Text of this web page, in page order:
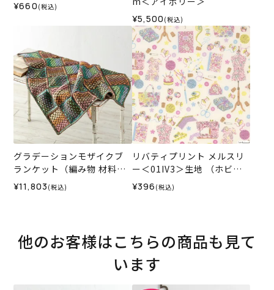
¥660 (税込)
¥5,500 (税込)
グラデーションモザイクブ
ランケット（編み物 材料セ
ット）
¥11,803 (税込)
リバティプリント メルスリ
ー＜01IV3＞生地 （ホビー
ラホビーレオリジナル）202
6SS★復刻色
¥396 (税込)
他のお客様はこちらの商品も見て
います